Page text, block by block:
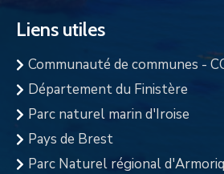
Liens utiles
Communauté de communes -
Département du Finistère
Parc naturel marin d'Iroise
Pays de Brest
Parc Naturel régional